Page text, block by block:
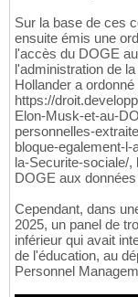
Sur la base de ces
ensuite émis une
l'accès du DOGE
l'administration de
Hollander a
https://
Elon-Musk-et-au-
personnelles-
bloque-egalement-
la-Securite-sociale/
DOGE aux
Cependant, dans
2025, un panel de
inférieur qui avait
de l'éducation, au
Personnel